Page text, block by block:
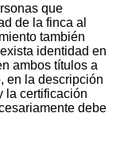
que
de la finca al
también
identidad en
ambos títulos a
en la descripción
la certificación
debe